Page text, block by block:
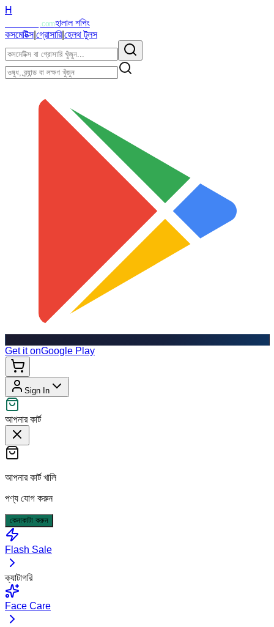
H
.comহালাল শপিং
কসমেটিক্স|গ্রোসারি|হেলথ টুলস
Get it onGoogle Play
Sign In
আপনার কার্ট
আপনার কার্ট খালি
পণ্য যোগ করুন
কেনাকাটা করুন
Flash Sale
ক্যাটাগরি
Face Care